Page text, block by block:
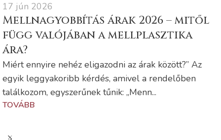
17 jún 2026
Mellnagyobbítás árak 2026 – mitől
függ valójában a mellplasztika
ára?
Miért ennyire nehéz eligazodni az árak között?” Az
egyik leggyakoribb kérdés, amivel a rendelőben
találkozom, egyszerűnek tűnik: „Menn...
TOVÁBB